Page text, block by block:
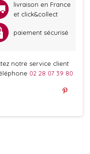
livraison en France
et click&collect
paiement sécurisé
notre service client
02 28 07 39 80